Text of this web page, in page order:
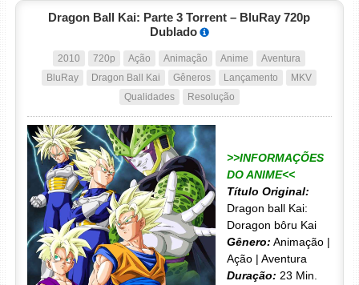
Dragon Ball Kai: Parte 3 Torrent – BluRay 720p
Dublado
2010 720p Ação Animação Anime
Aventura
BluRay
Dragon Ball Kai Gêneros Lançamento
MKV
Qualidades
Resolução
>>INFORMAÇÕES
DO ANIME<<
Título Original:
Dragon ball Kai:
Doragon bôru Kai
Gênero: Animação |
Ação | Aventura
Duração: 23 Min.